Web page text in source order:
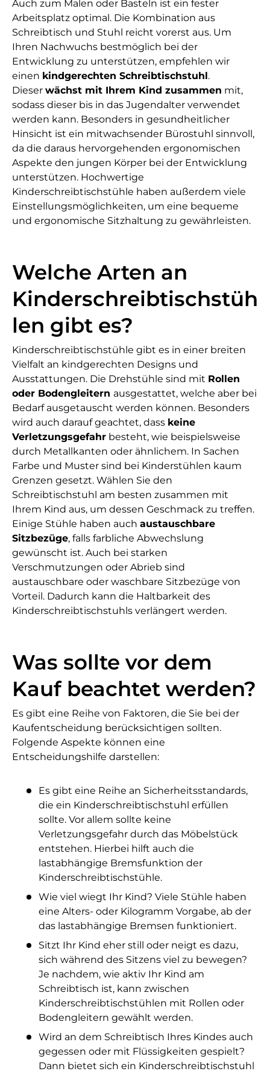
Auch zum Malen oder Basteln ist ein fester
Arbeitsplatz optimal. Die Kombination aus
Schreibtisch und Stuhl reicht vorerst aus. Um
Ihren Nachwuchs bestmöglich bei der
Entwicklung zu unterstützen, empfehlen wir
einen kindgerechten Schreibtischstuhl.
Dieser wächst mit Ihrem Kind zusammen mit,
sodass dieser bis in das Jugendalter verwendet
werden kann. Besonders in gesundheitlicher
Hinsicht ist ein mitwachsender Bürostuhl sinnvoll,
da die daraus hervorgehenden ergonomischen
Aspekte den jungen Körper bei der Entwicklung
unterstützen. Hochwertige
Kinderschreibtischstühle haben außerdem viele
Einstellungsmöglichkeiten, um eine bequeme
und ergonomische Sitzhaltung zu gewährleisten.
Welche Arten an
Kinderschreibtischstüh
len gibt es?
Kinderschreibtischstühle gibt es in einer breiten
Vielfalt an kindgerechten Designs und
Ausstattungen. Die Drehstühle sind mit Rollen
oder Bodengleitern ausgestattet, welche aber bei
Bedarf ausgetauscht werden können. Besonders
wird auch darauf geachtet, dass keine
Verletzungsgefahr besteht, wie beispielsweise
durch Metallkanten oder ähnlichem. In Sachen
Farbe und Muster sind bei Kinderstühlen kaum
Grenzen gesetzt. Wählen Sie den
Schreibtischstuhl am besten zusammen mit
Ihrem Kind aus, um dessen Geschmack zu treffen.
Einige Stühle haben auch austauschbare
Sitzbezüge, falls farbliche Abwechslung
gewünscht ist. Auch bei starken
Verschmutzungen oder Abrieb sind
austauschbare oder waschbare Sitzbezüge von
Vorteil. Dadurch kann die Haltbarkeit des
Kinderschreibtischstuhls verlängert werden.
Was sollte vor dem
Kauf beachtet werden?
Es gibt eine Reihe von Faktoren, die Sie bei der
Kaufentscheidung berücksichtigen sollten.
Folgende Aspekte können eine
Entscheidungshilfe darstellen:
Es gibt eine Reihe an Sicherheitsstandards,
die ein Kinderschreibtischstuhl erfüllen
sollte. Vor allem sollte keine
Verletzungsgefahr durch das Möbelstück
entstehen. Hierbei hilft auch die
lastabhängige Bremsfunktion der
Kinderschreibtischstühle.
Wie viel wiegt Ihr Kind? Viele Stühle haben
eine Alters- oder Kilogramm Vorgabe, ab der
das lastabhängige Bremsen funktioniert.
Sitzt Ihr Kind eher still oder neigt es dazu,
sich während des Sitzens viel zu bewegen?
Je nachdem, wie aktiv Ihr Kind am
Schreibtisch ist, kann zwischen
Kinderschreibtischstühlen mit Rollen oder
Bodengleitern gewählt werden.
Wird an dem Schreibtisch Ihres Kindes auch
gegessen oder mit Flüssigkeiten gespielt?
Dann bietet sich ein Kinderschreibtischstuhl